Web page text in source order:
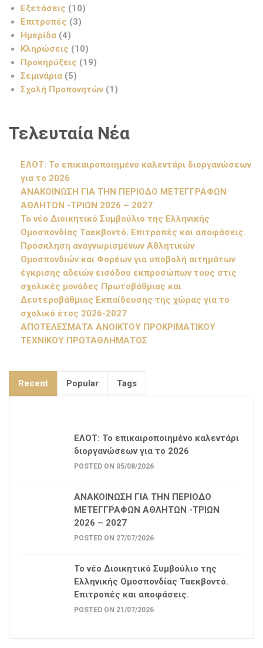
Εξετάσεις (10)
Επιτροπές (3)
Ημερίδα (4)
Κληρώσεις (10)
Προκηρύξεις (19)
Σεμινάρια (5)
Σχολή Προπονητών (1)
Τελευταία Νέα
ΕΛΟΤ: Το επικαιροποιημένο καλεντάρι διοργανώσεων
για το 2026
ΑΝΑΚΟΙΝΩΣΗ ΓΙΑ ΤΗΝ ΠΕΡΙΟΔΟ ΜΕΤΕΓΓΡΑΦΩΝ
ΑΘΛΗΤΩΝ -ΤΡΙΩΝ 2026 – 2027
Το νέο Διοικητικό Συμβούλιο της Ελληνικής
Ομοσπονδίας Ταεκβοντό. Επιτροπές και αποφάσεις.
Πρόσκληση αναγνωρισμένων Αθλητικών
Ομοσπονδιών και Φορέων για υποβολή αιτημάτων
έγκρισης αδειών εισόδου εκπροσώπων τους στις
σχολικές μονάδες Πρωτοβάθμιας και
Δευτεροβάθμιας Εκπαίδευσης της χώρας για το
σχολικό έτος 2026-2027
ΑΠΟΤΕΛΕΣΜΑΤΑ ΑΝΟΙΚΤΟΥ ΠΡΟΚΡΙΜΑΤΙΚΟΥ
ΤΕΧΝΙΚΟΥ ΠΡΩΤΑΘΛΗΜΑΤΟΣ
Recent Popular Tags
ΕΛΟΤ: Το επικαιροποιημένο καλεντάρι
διοργανώσεων για το 2026
POSTED ON 05/08/2026
ΑΝΑΚΟΙΝΩΣΗ ΓΙΑ ΤΗΝ ΠΕΡΙΟΔΟ
ΜΕΤΕΓΓΡΑΦΩΝ ΑΘΛΗΤΩΝ -ΤΡΙΩΝ
2026 – 2027
POSTED ON 27/07/2026
Το νέο Διοικητικό Συμβούλιο της
Ελληνικής Ομοσπονδίας Ταεκβοντό.
Επιτροπές και αποφάσεις.
POSTED ON 21/07/2026